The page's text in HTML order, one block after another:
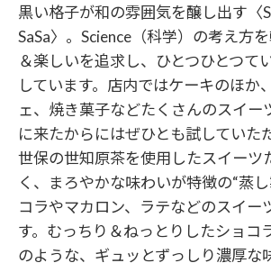
黒い格子が和の雰囲気を醸し出す〈
SaSa〉。Science（科学）の考え方
＆楽しいを追求し、ひとつひとつて
しています。店内ではケーキのほか
ェ、焼き菓子などたくさんのスイー
に来たからにはぜひとも試していた
世保の世知原茶を使用したスイーツ
く、まろやかな味わいが特徴の“蒸
コラやマカロン、ラテなどのスイー
す。むっちり＆ねっとりしたショコ
のような、ギュッとずっしり濃厚な